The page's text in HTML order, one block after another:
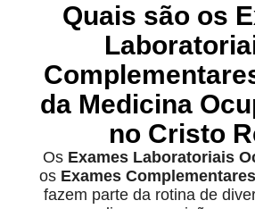
Quais são os
da Medicina
no Cristo
Os Exames Laboratoriais
os Exames
fazem parte da rotina de